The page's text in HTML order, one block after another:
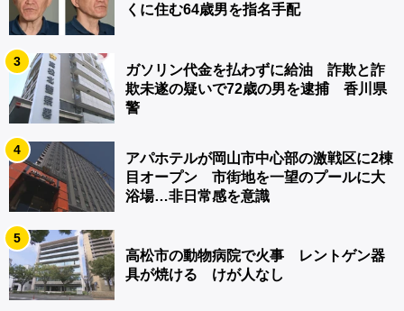
くに住む64歳男を指名手配
3
ガソリン代金を払わずに給油 詐欺と詐
欺未遂の疑いで72歳の男を逮捕 香川県
警
4
アパホテルが岡山市中心部の激戦区に2棟
目オープン 市街地を一望のプールに大
浴場…非日常感を意識
5
高松市の動物病院で火事 レントゲン器
具が焼ける けが人なし